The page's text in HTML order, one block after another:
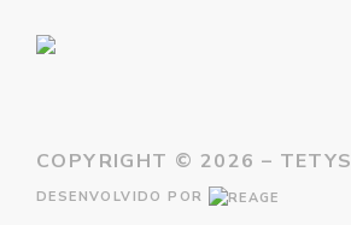
COPYRIGHT © 2026 – TETYS
DESENVOLVIDO POR